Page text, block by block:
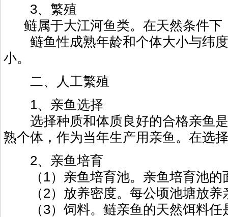
3、繁殖
鲢属于大江河鱼类。在天然条件下
鲢鱼性成熟年龄和个体大小与纬度
小。
二、人工繁殖
1、亲鱼选择
选择种质和体质良好的合格亲鱼是
熟个体，作为当年生产用亲鱼。在选
2、亲鱼培育
（1）亲鱼培育池。亲鱼培育池的
（2）放养密度。每公顷池塘放养亲
（3）饲料。鲢亲鱼的天然饵料任是